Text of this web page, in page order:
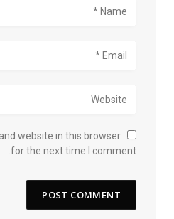
website in this browser
for the next time I comment.